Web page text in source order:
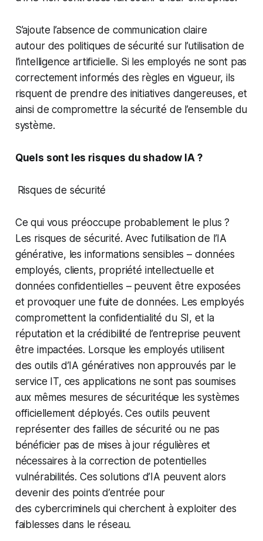
S’ajoute l’absence de communication claire
autour des politiques de sécurité sur l’utilisation de
l’intelligence artificielle. Si les employés ne sont pas
correctement informés des règles en vigueur, ils
risquent de prendre des initiatives dangereuses, et
ainsi de compromettre la sécurité de l’ensemble du
système.
Quels sont les risques du shadow IA ?
Risques de sécurité
Ce qui vous préoccupe probablement le plus ?
Les risques de sécurité. Avec l’utilisation de l’IA
générative, les informations sensibles – données
employés, clients, propriété intellectuelle et
données confidentielles – peuvent être exposées
et provoquer une fuite de données. Les employés
compromettent la confidentialité du SI, et la
réputation et la crédibilité de l’entreprise peuvent
être impactées. Lorsque les employés utilisent
des outils d’IA génératives non approuvés par le
service IT, ces applications ne sont pas soumises
aux mêmes mesures de sécuritéque les systèmes
officiellement déployés. Ces outils peuvent
représenter des failles de sécurité ou ne pas
bénéficier pas de mises à jour régulières et
nécessaires à la correction de potentielles
vulnérabilités. Ces solutions d’IA peuvent alors
devenir des points d’entrée pour
des cybercriminels qui cherchent à exploiter des
faiblesses dans le réseau.